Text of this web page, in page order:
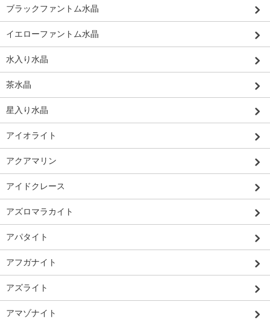
ブラックファントム水晶
イエローファントム水晶
水入り水晶
茶水晶
星入り水晶
アイオライト
アクアマリン
アイドクレース
アズロマラカイト
アパタイト
アフガナイト
アズライト
アマゾナイト